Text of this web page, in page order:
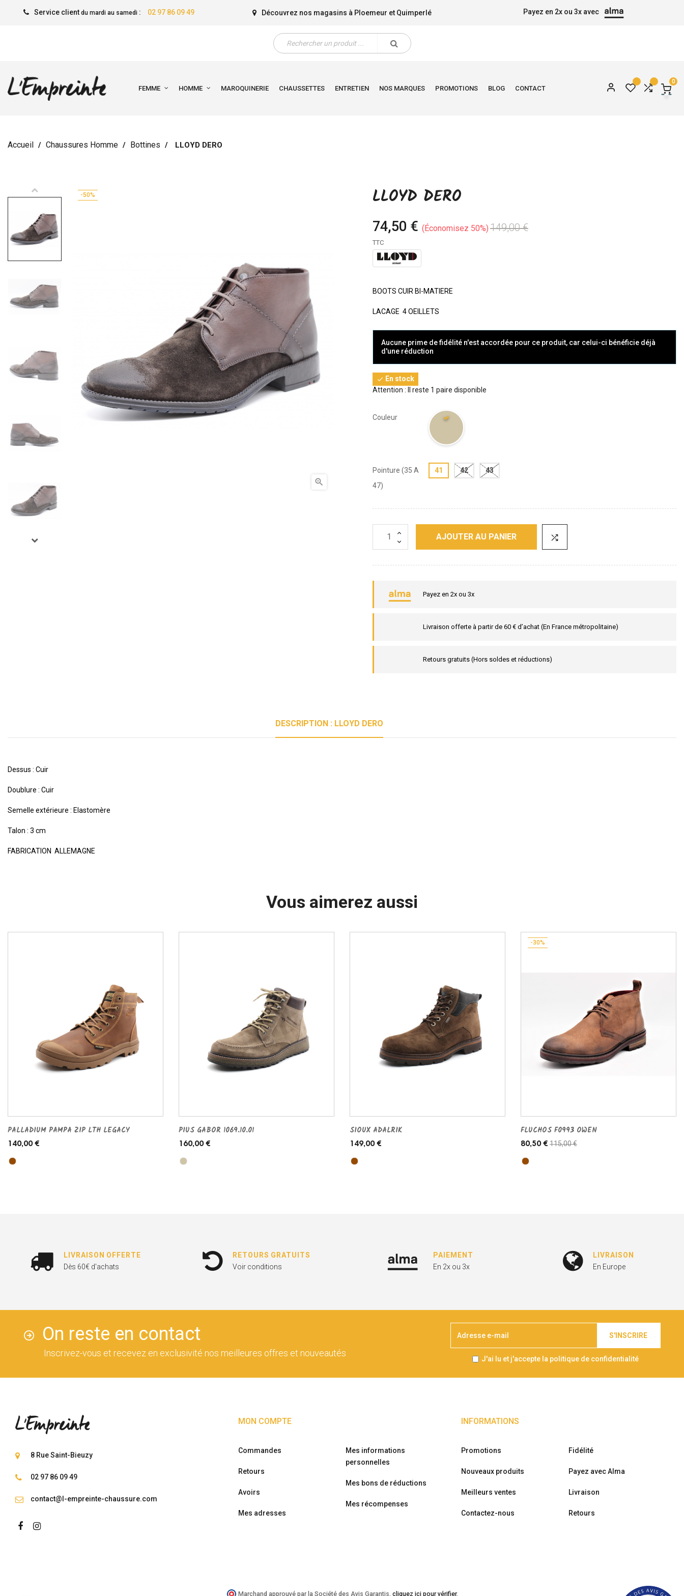
Service client du mardi au samedi: 02 97 86 09 49 Découvrez nos magasins à Ploemeur et Quimperlé Payez en 2x ou 3x avec
FEMME HOMME MAROQUINERIE CHAUSSETTES ENTRETIEN NOS MARQUES PROMOTIONS BLOG CONTACT
0
Accueil Chaussures Homme Bottines LLOYD DERO
-50%

LLOYD DERO
74,50 € Économisez 50% 149,00 €
TTC
BOOTS CUIR BI-MATIERE
LACAGE 4 OEILLETS
Aucune prime de fidélité n'est accordée pour ce produit, car celui-ci bénéficie déjà
d'une réduction
 En stock
Attention : Il reste 1 paire disponible
Couleur
Pointure (35 A
47)
41 42 43
AJOUTER AU PANIER
Payez en 2x ou 3x
Livraison offerte à partir de 60 € d’achat (En France métropolitaine)
Retours gratuits (Hors soldes et réductions)
DESCRIPTION : LLOYD DERO
Dessus : Cuir
Doublure : Cuir
Semelle extérieure : Elastomère
Talon : 3 cm
FABRICATION ALLEMAGNE
Vous aimerez aussi
PALLADIUM PAMPA ZIP LTH LEGACY
140,00 €
PIUS GABOR 1069.10.01
160,00 €
SIOUX ADALRIK
149,00 €
-30%
FLUCHOS F0993 OWEN
80,50 € 115,00 €
LIVRAISON OFFERTE
Dès 60€ d'achats
RETOURS GRATUITS
Voir conditions
PAIEMENT
En 2x ou 3x
LIVRAISON
En Europe
On reste en contact
Inscrivez-vous et recevez en exclusivité nos meilleures offres et nouveautés
S'INSCRIRE
J'ai lu et j'accepte la politique de confidentialité
8 Rue Saint-Bieuzy
02 97 86 09 49
contact@l-empreinte-chaussure.com
MON COMPTE
Commandes
Retours
Avoirs
Mes adresses
Mes informations
personnelles
Mes bons de réductions
Mes récompenses
INFORMATIONS
Promotions
Nouveaux produits
Meilleurs ventes
Contactez-nous
Fidélité
Payez avec Alma
Livraison
Retours
Marchand approuvé par la Société des Avis Garantis, cliquez ici pour vérifier.